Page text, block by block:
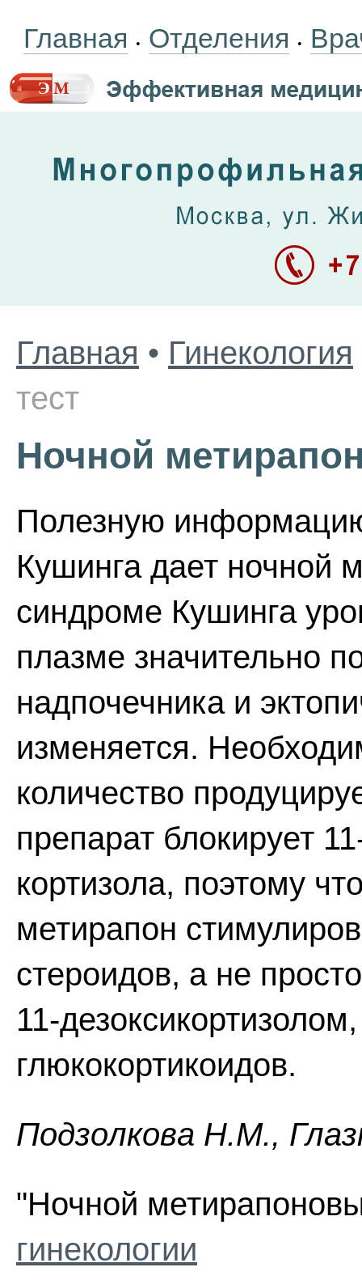
Главная • Отделения •
Главная • Гинекология
тест
Ночной
Полезную
Кушинга дает ночной
синдроме Кушинга
плазме значительно
надпочечника и
изменяется.
количество
препарат блокирует
кортизола, поэтому
метирапон
стероидов, а не
11-
глюкокортикоидов.
Пoдзoлкoвa H.M.,
"Ночной
гинекологии